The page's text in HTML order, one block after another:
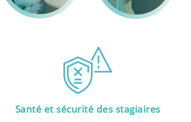
Santé et sécurité des stagiaires